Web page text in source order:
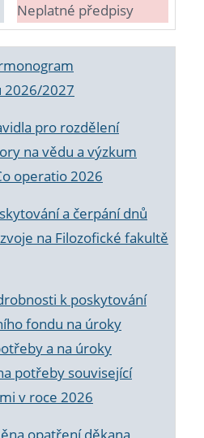
Neplatné předpisy
2026/2027
pro rozdělení
na vědu a výzkum
operatio 2026
a čerpání dnů
na Filozofické fakultě
k poskytování
fondu na úroky
a na úroky
potřeby související
v roce 2026